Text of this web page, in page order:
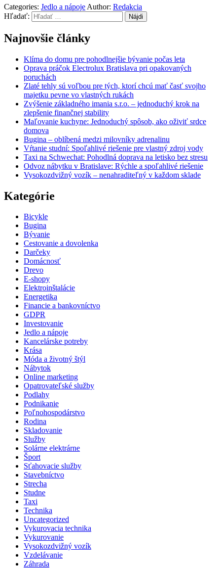
Categories: Jedlo a nápoje Author: Redakcia
Hľadať:
Najnovšie články
Klíma do domu pre pohodlnejšie bývanie počas leta
Oprava práčok Electrolux Bratislava pri opakovaných
poruchách
Zlaté tehly sú voľbou pre tých, ktorí chcú mať časť svojho
majetku pevne vo vlastných rukách
Zvýšenie základného imania s.r.o. – jednoduchý krok na
zlepšenie finančnej stability
Maľovanie kuchyne: Jednoduchý spôsob, ako oživiť srdce
domova
Bugina – oblíbená medzi milovníky adrenalinu
Vŕtanie studní: Spoľahlivé riešenie pre vlastný zdroj vody
Taxi na Schwechat: Pohodlná doprava na letisko bez stresu
Odvoz nábytku v Bratislave: Rýchle a spoľahlivé riešenie
Vysokozdvižný vozík – nenahraditeľný v každom sklade
Kategórie
Bicykle
Bugina
Bývanie
Cestovanie a dovolenka
Darčeky
Domácnosť
Drevo
E-shopy
Elektroinštalácie
Energetika
Financie a bankovníctvo
GDPR
Investovanie
Jedlo a nápoje
Kancelárske potreby
Krása
Móda a životný štýl
Nábytok
Online marketing
Opatrovateľské služby
Podlahy
Podnikanie
Poľnohospodárstvo
Rodina
Skladovanie
Služby
Solárne elektrárne
Šport
Sťahovacie služby
Stavebníctvo
Strecha
Studne
Taxi
Technika
Uncategorized
Vykurovacia technika
Vykurovanie
Vysokozdvižný vozík
Vzdelávanie
Záhrada